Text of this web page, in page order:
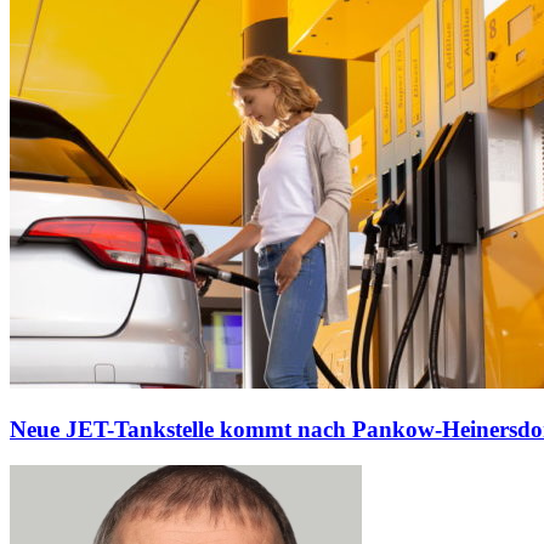
Neue JET-Tankstelle kommt nach Pankow-